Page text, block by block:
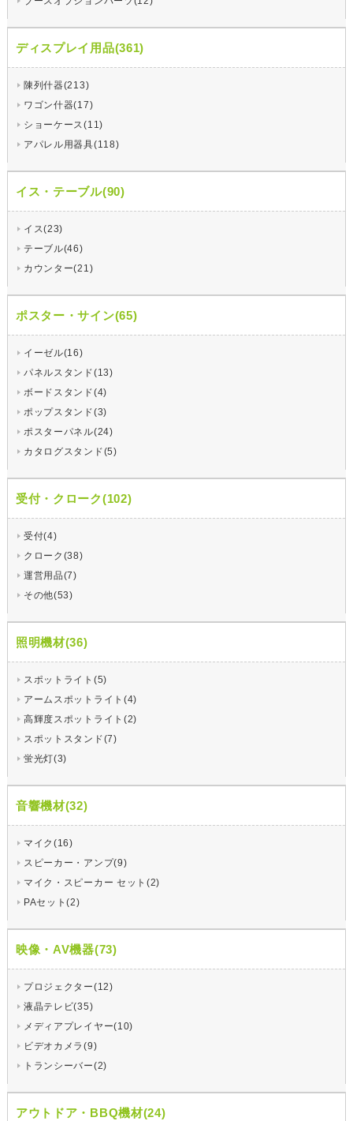
ディスプレイ用品(361)
陳列什器(213)
ワゴン什器(17)
ショーケース(11)
アパレル用器具(118)
イス・テーブル(90)
イス(23)
テーブル(46)
カウンター(21)
ポスター・サイン(65)
イーゼル(16)
パネルスタンド(13)
ボードスタンド(4)
ポップスタンド(3)
ポスターパネル(24)
カタログスタンド(5)
受付・クローク(102)
受付(4)
クローク(38)
運営用品(7)
その他(53)
照明機材(36)
スポットライト(5)
アームスポットライト(4)
高輝度スポットライト(2)
スポットスタンド(7)
蛍光灯(3)
音響機材(32)
マイク(16)
スピーカー・アンプ(9)
マイク・スピーカー セット(2)
PAセット(2)
映像・AV機器(73)
プロジェクター(12)
液晶テレビ(35)
メディアプレイヤー(10)
ビデオカメラ(9)
トランシーバー(2)
アウトドア・BBQ機材(24)